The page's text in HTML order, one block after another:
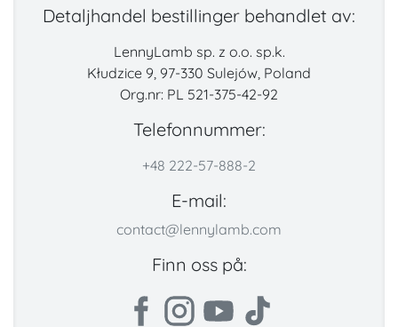
Detaljhandel bestillinger behandlet av:
LennyLamb sp. z o.o. sp.k.
Kłudzice 9, 97-330 Sulejów, Poland
Org.nr: PL 521-375-42-92
Telefonnummer:
+48 222-57-888-2
E-mail:
contact@lennylamb.com
Finn oss på: